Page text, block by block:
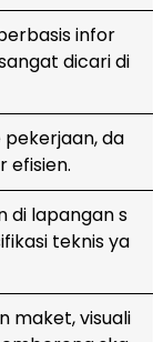
infor
dicari di
da
efisien.
di lapangan s
teknis ya
maket, visuali